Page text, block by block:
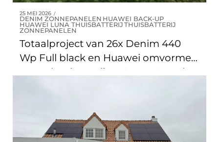
25 MEI 2026
DENIM ZONNEPANELEN HUAWEI BACK-UP
HUAWEI LUNA THUISBATTERIJ THUISBATTERIJ
ZONNEPANELEN
Totaalproject van 26x Denim 440
Wp Full black en Huawei omvormer
met 15kW batterij en Smart Guard +
te Wezembeek-Oppem